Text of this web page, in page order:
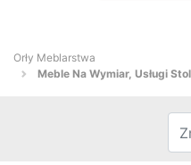
Orły Meblarstwa
Meble Na Wymiar, Usługi